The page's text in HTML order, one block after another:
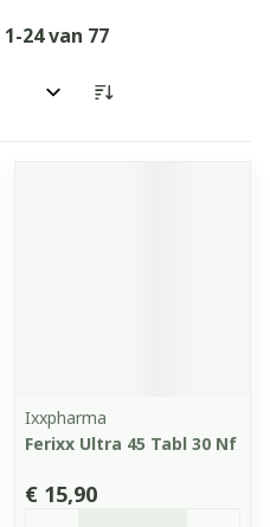
1-24van 77
Ixxpharma
Ferixx Ultra 45 Tabl 30 Nf
€ 15,90